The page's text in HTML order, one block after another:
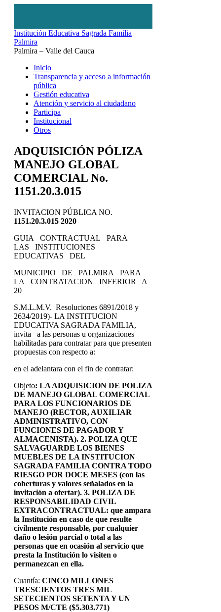
Institución Educativa Sagrada Familia
Palmira
Palmira – Valle del Cauca
Inicio
Transparencia y acceso a información
pública
Gestión educativa
Atención y servicio al ciudadano
Participa
Institucional
Otros
ADQUISICIÓN PÓLIZA
MANEJO GLOBAL
COMERCIAL No.
1151.20.3.015
INVITACION PÚBLICA NO.
1151.20.3.015 2020
GUIA CONTRACTUAL PARA
LAS INSTITUCIONES
EDUCATIVAS DEL
MUNICIPIO DE PALMIRA PARA
LA CONTRATACION INFERIOR A
20
S.M.L.M.V. Resoluciones 6891/2018 y
2634/2019)- LA INSTITUCION
EDUCATIVA SAGRADA FAMILIA,
invita a las personas u organizaciones
habilitadas para contratar para que presenten
propuestas con respecto a:
en el adelantara con el fin de contratar:
Objeto: LA ADQUISICION DE POLIZA
DE MANEJO GLOBAL COMERCIAL
PARA LOS FUNCIONARIOS DE
MANEJO (RECTOR, AUXILIAR
ADMINISTRATIVO, CON
FUNCIONES DE PAGADOR Y
ALMACENISTA). 2. POLIZA QUE
SALVAGUARDE LOS BIENES
MUEBLES DE LA INSTITUCION
SAGRADA FAMILIA CONTRA TODO
RIESGO POR DOCE MESES (con las
coberturas y valores señalados en la
invitación a ofertar). 3. POLIZA DE
RESPONSABILIDAD CIVIL
EXTRACONTRACTUAL: que ampara
la Institución en caso de que resulte
civilmente responsable, por cualquier
daño o lesión parcial o total a las
personas que en ocasión al servicio que
presta la Institución lo visiten o
permanezcan en ella.
Cuantía: CINCO MILLONES
TRESCIENTOS TRES MIL
SETECIENTOS SETENTA Y UN
PESOS M/CTE ($5.303.771)